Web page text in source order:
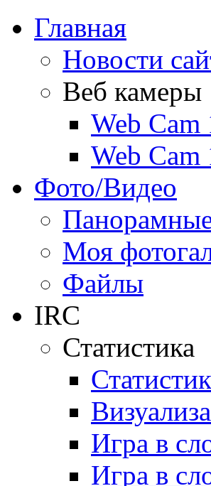
Главная
Новости
Веб камеры
Web Cam
Web Cam
Фото/Видео
Моя
Файлы
IRC
Статистика
Игра в
Игра в